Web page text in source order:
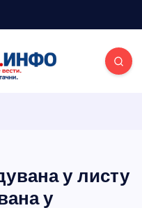
у листу
у